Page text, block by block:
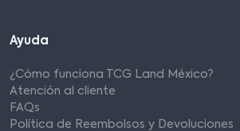
Ayuda
¿Cómo funciona TCG Land México?
Atención al cliente
FAQs
Política de Reembolsos y Devoluciones